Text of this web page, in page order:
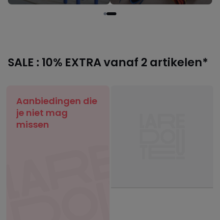
SALE : 10% EXTRA vanaf 2 artikelen*
Aanbiedingen die
je niet mag
missen